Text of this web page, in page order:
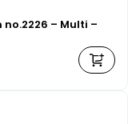
– Multi –